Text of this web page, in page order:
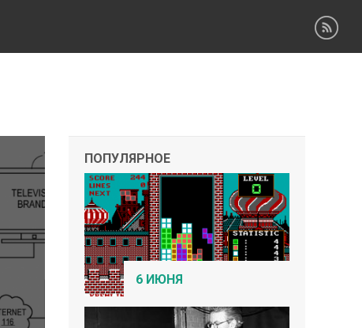
ПОПУЛЯРНОЕ
6 ИЮНЯ